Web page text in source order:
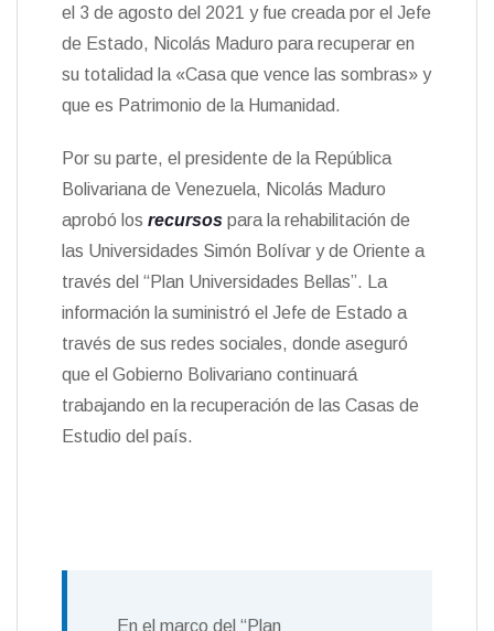
el 3 de agosto del 2021 y fue creada por el Jefe
de Estado, Nicolás Maduro para recuperar en
su totalidad la «Casa que vence las sombras» y
que es Patrimonio de la Humanidad.
Por su parte, el presidente de la República
Bolivariana de Venezuela, Nicolás Maduro
aprobó los recursos para la rehabilitación de
las Universidades Simón Bolívar y de Oriente a
través del “Plan Universidades Bellas”. La
información la suministró el Jefe de Estado a
través de sus redes sociales, donde aseguró
que el Gobierno Bolivariano continuará
trabajando en la recuperación de las Casas de
Estudio del país.
En el marco del “Plan